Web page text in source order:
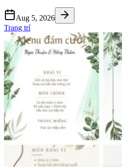
Aug 5, 2026
Trang trí